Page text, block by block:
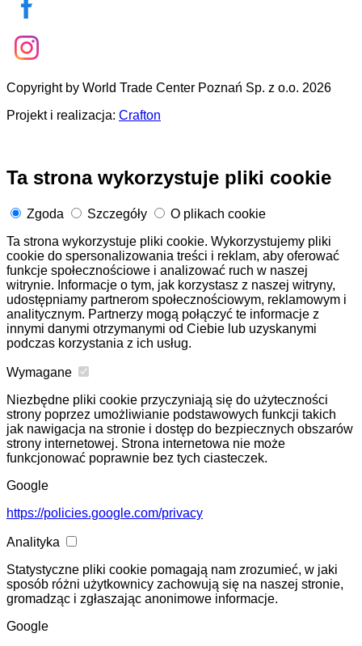
Copyright by World Trade Center Poznań Sp. z o.o. 2026
Projekt i realizacja: Crafton
Ta strona wykorzystuje pliki cookie
Zgoda Szczegóły
O plikach cookie
Ta strona wykorzystuje pliki cookie. Wykorzystujemy pliki
cookie do spersonalizowania treści i reklam, aby oferować
funkcje społecznościowe i analizować ruch w naszej
witrynie. Informacje o tym, jak korzystasz z naszej witryny,
udostępniamy partnerom społecznościowym, reklamowym i
analitycznym. Partnerzy mogą połączyć te informacje z
innymi danymi otrzymanymi od Ciebie lub uzyskanymi
podczas korzystania z ich usług.
Wymagane
Niezbędne pliki cookie przyczyniają się do użyteczności
strony poprzez umożliwianie podstawowych funkcji takich
jak nawigacja na stronie i dostęp do bezpiecznych obszarów
strony internetowej. Strona internetowa nie może
funkcjonować poprawnie bez tych ciasteczek.
Google
https://policies.google.com/privacy
Analityka
Statystyczne pliki cookie pomagają nam zrozumieć, w jaki
sposób różni użytkownicy zachowują się na naszej stronie,
gromadząc i zgłaszając anonimowe informacje.
Google